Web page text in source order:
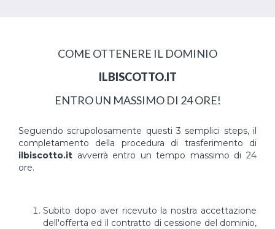
COME OTTENERE IL DOMINIO
ILBISCOTTO.IT
ENTRO UN MASSIMO DI 24 ORE!
Seguendo scrupolosamente questi 3 semplici steps, il
completamento della procedura di trasferimento di
ilbiscotto.it avverrà entro un tempo massimo di 24
ore.
Subito dopo aver ricevuto la nostra accettazione
dell'offerta ed il contratto di cessione del dominio,